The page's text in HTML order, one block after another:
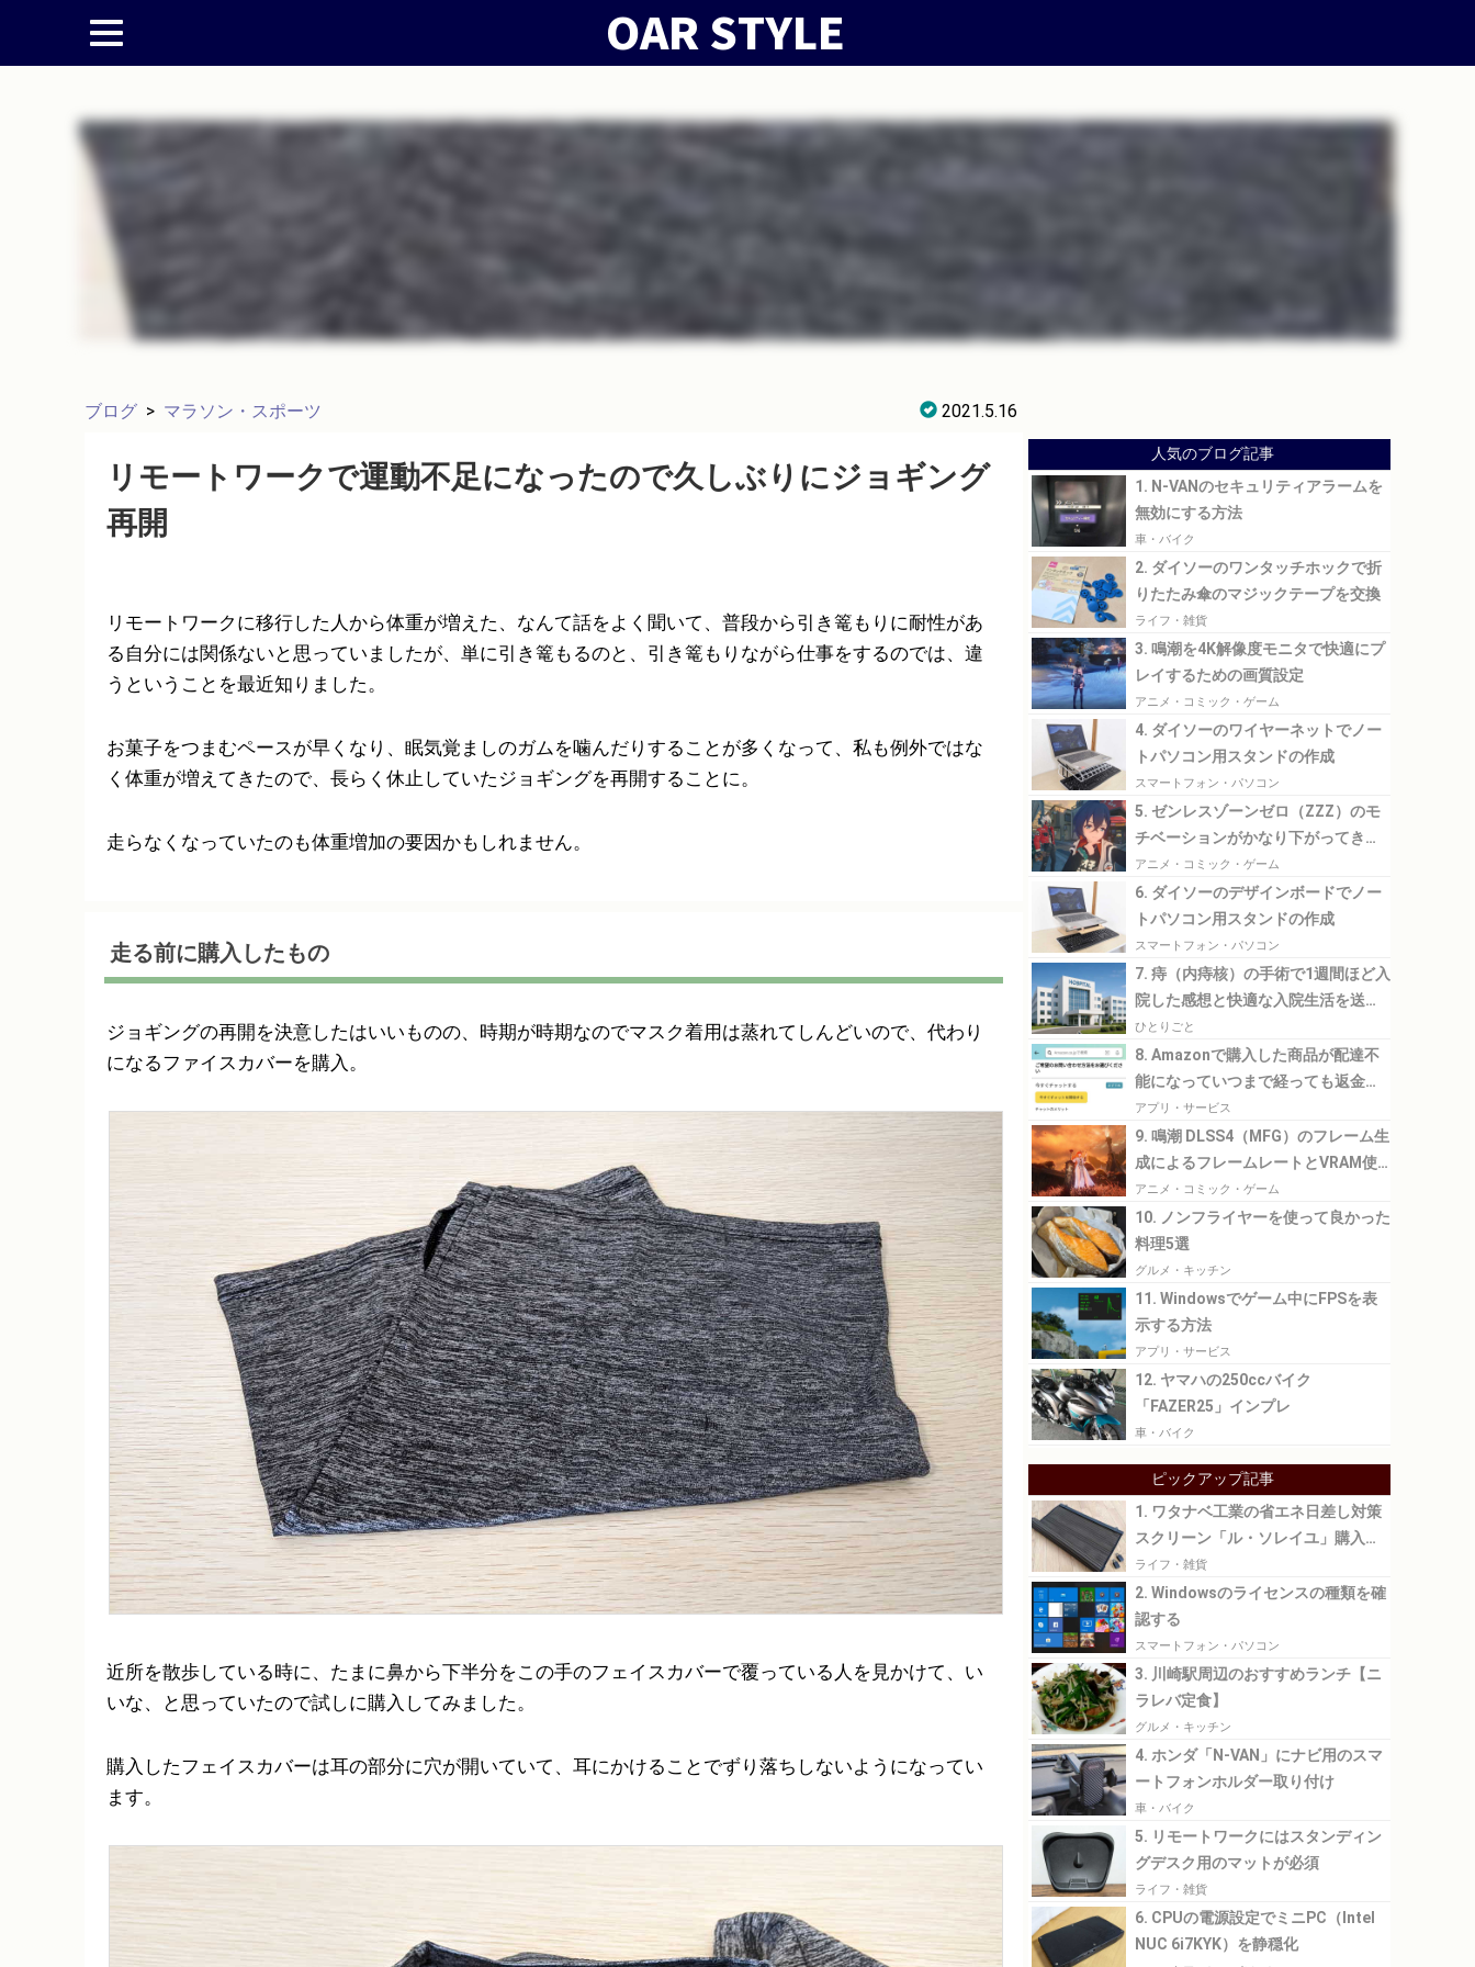
ブログ > マラソン・スポーツ 2021.5.16
リモートワークで運動不足になったので久しぶりにジョギング
再開
リモートワークに移行した人から体重が増えた、なんて話をよく聞いて、普段から引き篭もりに耐性があ
る自分には関係ないと思っていましたが、単に引き篭もるのと、引き篭もりながら仕事をするのでは、違
うということを最近知りました。
お菓子をつまむペースが早くなり、眠気覚ましのガムを噛んだりすることが多くなって、私も例外ではな
く体重が増えてきたので、長らく休止していたジョギングを再開することに。
走らなくなっていたのも体重増加の要因かもしれません。
走る前に購入したもの
ジョギングの再開を決意したはいいものの、時期が時期なのでマスク着用は蒸れてしんどいので、代わり
になるファイスカバーを購入。
近所を散歩している時に、たまに鼻から下半分をこの手のフェイスカバーで覆っている人を見かけて、い
いな、と思っていたので試しに購入してみました。
購入したフェイスカバーは耳の部分に穴が開いていて、耳にかけることでずり落ちしないようになってい
ます。
人気のブログ記事
1. N-VANのセキュリティアラームを
無効にする方法
車・バイク
2. ダイソーのワンタッチホックで折
りたたみ傘のマジックテープを交換
ライフ・雑貨
3. 鳴潮を4K解像度モニタで快適にプ
レイするための画質設定
アニメ・コミック・ゲーム
4. ダイソーのワイヤーネットでノー
トパソコン用スタンドの作成
スマートフォン・パソコン
5. ゼンレスゾーンゼロ（ZZZ）のモ
チベーションがかなり下がってきた
のでその理由について考えてみる
アニメ・コミック・ゲーム
6. ダイソーのデザインボードでノー
トパソコン用スタンドの作成
スマートフォン・パソコン
7. 痔（内痔核）の手術で1週間ほど入
院した感想と快適な入院生活を送る
ために必要なこと
ひとりごと
8. Amazonで購入した商品が配達不
能になっていつまで経っても返金さ
れなかった話
アプリ・サービス
9. 鳴潮 DLSS4（MFG）のフレーム生
成によるフレームレートとVRAM使
用量の比較
アニメ・コミック・ゲーム
10. ノンフライヤーを使って良かった
料理5選
グルメ・キッチン
11. Windowsでゲーム中にFPSを表
示する方法
アプリ・サービス
12. ヤマハの250ccバイク
「FAZER25」インプレ
車・バイク
ピックアップ記事
1. ワタナベ工業の省エネ日差し対策
スクリーン「ル・ソレイユ」購入レ
ビュー
ライフ・雑貨
2. Windowsのライセンスの種類を確
認する
スマートフォン・パソコン
3. 川崎駅周辺のおすすめランチ【ニ
ラレバ定食】
グルメ・キッチン
4. ホンダ「N-VAN」にナビ用のスマ
ートフォンホルダー取り付け
車・バイク
5. リモートワークにはスタンディン
グデスク用のマットが必須
ライフ・雑貨
6. CPUの電源設定でミニPC（Intel
NUC 6i7KYK）を静穏化